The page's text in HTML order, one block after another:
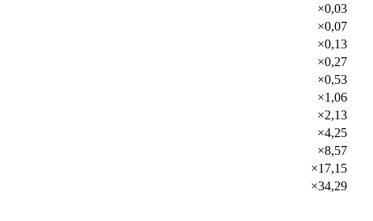
×0,03
×0,07
×0,13
×0,27
×0,53
×1,06
×2,13
×4,25
×8,57
×17,15
×34,29